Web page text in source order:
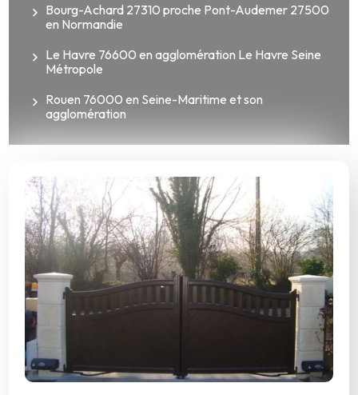
Bourg-Achard 27310 proche Pont-Audemer 27500
en Normandie
Le Havre 76600 en agglomération Le Havre Seine
Métropole
Rouen 76000 en Seine-Maritime et son
agglomération